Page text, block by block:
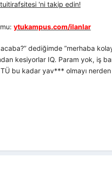
'ni takip edin!
ytukampus.com/ilanlar
dediğimde ”merhaba
kesiyorlar IQ. Param yok, iş
bu kadar yav*** olmayı